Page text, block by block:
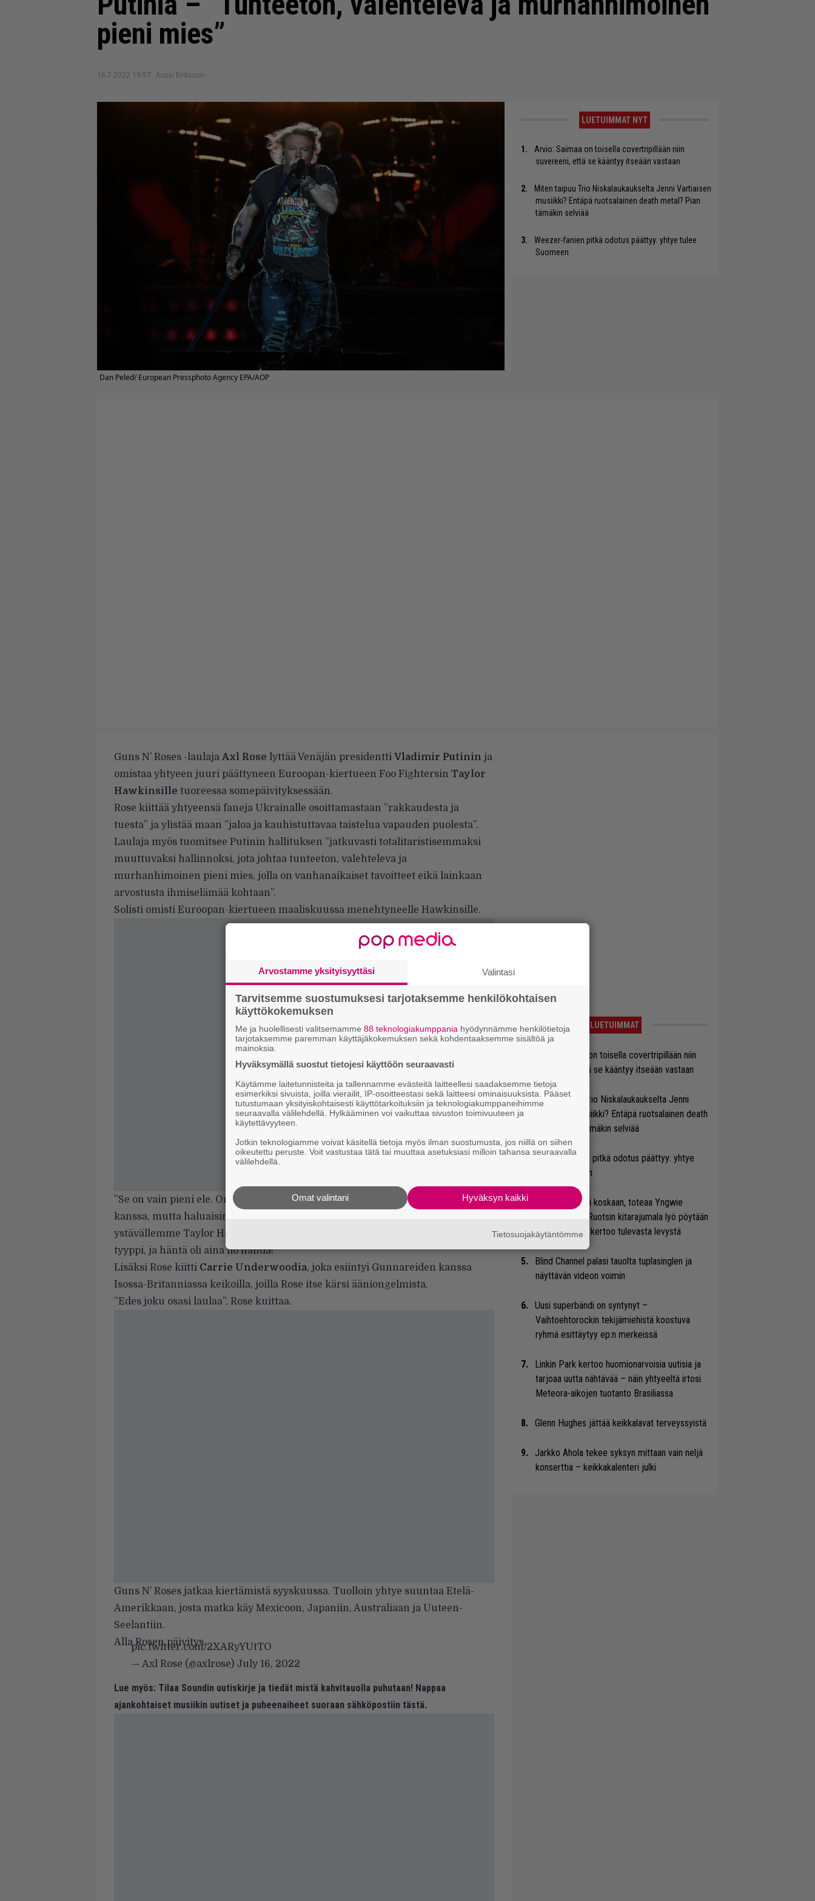
pieni mies”
16.7.2022 19:57 Anssi Eriksson
Dan Peled/ European Pressphoto Agency EPA/AOP
LUETUIMMAT NYT
Arvio: Saimaa on toisella covertripillään niin
suvereeni, että se kääntyy itseään vastaan
Miten taipuu Trio Niskalaukaukselta Jenni Vartiaisen
musiikki? Entäpä ruotsalainen death metal? Pian
tämäkin selviää
Weezer-fanien pitkä odotus päättyy: yhtye tulee
Suomeen
Guns N’ Roses -laulaja Axl Rose lyttää Venäjän presidentti Vladimir Putinin ja
omistaa yhtyeen juuri päättyneen Euroopan-kiertueen Foo Fightersin Taylor
Hawkinsille tuoreessa somepäivityksessään.
Rose kiittää yhtyeensä faneja Ukrainalle osoittamastaan ”rakkaudesta ja
tuesta” ja ylistää maan ”jaloa ja kauhistuttavaa taistelua vapauden puolesta”.
Laulaja myös tuomitsee Putinin hallituksen ”jatkuvasti totalitaristisemmaksi
muuttuvaksi hallinnoksi, jota johtaa tunteeton, valehteleva ja
murhanhimoinen pieni mies, jolla on vanhanaikaiset tavoitteet eikä lainkaan
arvostusta ihmiselämää kohtaan”.
Solisti omisti Euroopan-kiertueen maaliskuussa menehtyneelle Hawkinsille.
”Se on vain pieni ele. On aina hankalaa toimia tämän suuruusluokan asioiden
kanssa, mutta haluaisimme kunnioituksesta omistaa tämän kiertueen
ystävällemme Taylor Hawkinsille”, Rose kirjoittaa. ”Taylor oli todella mahtava
tyyppi, ja häntä oli aina ilo nähdä!”
Lisäksi Rose kiitti Carrie Underwoodia, joka esiintyi Gunnareiden kanssa
Isossa-Britanniassa keikoilla, joilla Rose itse kärsi ääniongelmista.
”Edes joku osasi laulaa”, Rose kuittaa.
Guns N’ Roses jatkaa kiertämistä syyskuussa. Tuolloin yhtye suuntaa Etelä-
Amerikkaan, josta matka käy Mexicoon, Japaniin, Australiaan ja Uuteen-
Seelantiin.
Alla Rosen päivitys.
pic.twitter.com/2XARyYUtTO
— Axl Rose (@axlrose) July 16, 2022
Lue myös: Tilaa Soundin uutiskirje ja tiedät mistä kahvitauolla puhutaan! Nappaa
ajankohtaiset musiikin uutiset ja puheenaiheet suoraan sähköpostiin tästä.
LUETUIMMAT
Arvio: Saimaa on toisella covertripillään niin
suvereeni, että se kääntyy itseään vastaan
Miten taipuu Trio Niskalaukaukselta Jenni
Vartiaisen musiikki? Entäpä ruotsalainen death
metal? Pian tämäkin selviää
Weezer-fanien pitkä odotus päättyy: yhtye
tulee Suomeen
Se on nyt tai ei koskaan, toteaa Yngwie
Malmsteen – Ruotsin kitarajumala lyö pöytään
uuden biisin ja kertoo tulevasta levystä
Blind Channel palasi tauolta tuplasinglen ja
näyttävän videon voimin
Uusi superbändi on syntynyt –
Vaihtoehtorockin tekijämiehistä koostuva
ryhmä esittäytyy ep:n merkeissä
Linkin Park kertoo huomionarvoisia uutisia ja
tarjoaa uutta nähtävää – näin yhtyeeltä irtosi
Meteora-aikojen tuotanto Brasiliassa
Glenn Hughes jättää keikkalavat terveyssyistä
Jarkko Ahola tekee syksyn mittaan vain neljä
konserttia – keikkakalenteri julki
Arvostamme yksityisyyttäsi Valintasi
Tarvitsemme suostumuksesi tarjotaksemme henkilökohtaisen
käyttökokemuksen
Me ja huolellisesti valitsemamme 88 teknologiakumppania hyödynnämme henkilötietoja
tarjotaksemme paremman käyttäjäkokemuksen sekä kohdentaaksemme sisältöä ja
mainoksia.
Hyväksymällä suostut tietojesi käyttöön seuraavasti
Käytämme laitetunnisteita ja tallennamme evästeitä laitteellesi saadaksemme tietoja
esimerkiksi sivuista, joilla vierailit, IP-osoitteestasi sekä laitteesi ominaisuuksista. Pääset
tutustumaan yksityiskohtaisesti käyttötarkoituksiin ja teknologiakumppaneihimme
seuraavalla välilehdellä. Hylkääminen voi vaikuttaa sivuston toimivuuteen ja
käytettävyyteen.
Jotkin teknologiamme voivat käsitellä tietoja myös ilman suostumusta, jos niillä on siihen
oikeutettu peruste. Voit vastustaa tätä tai muuttaa asetuksiasi milloin tahansa seuraavalla
välilehdellä.
Hyväksyn kaikki
Omat valintani
Tietosuojakäytäntömme